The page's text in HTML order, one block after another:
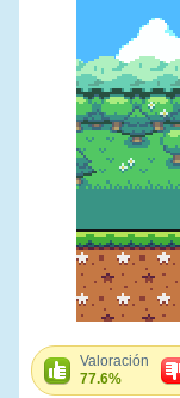
Valoración
77.6%